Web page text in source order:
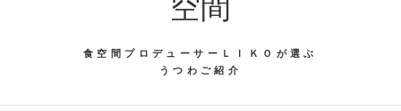
食空間プロデューサーＬＩＫＯが選ぶ
うつわご紹介